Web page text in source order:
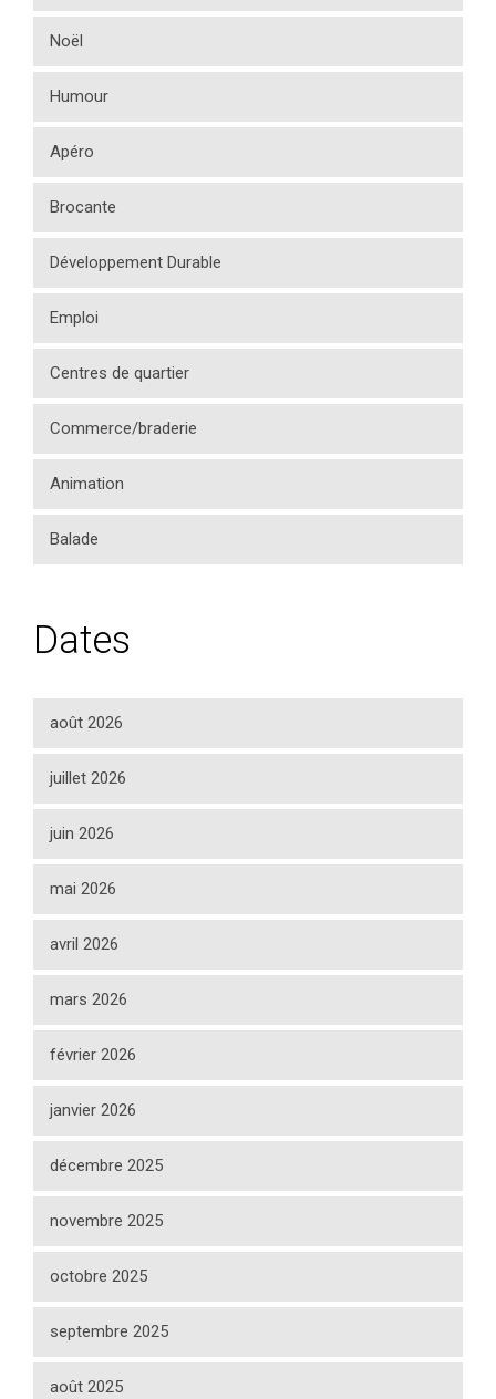
Noël
Humour
Apéro
Brocante
Développement Durable
Emploi
Centres de quartier
Commerce/braderie
Animation
Balade
Dates
août 2026
juillet 2026
juin 2026
mai 2026
avril 2026
mars 2026
février 2026
janvier 2026
décembre 2025
novembre 2025
octobre 2025
septembre 2025
août 2025